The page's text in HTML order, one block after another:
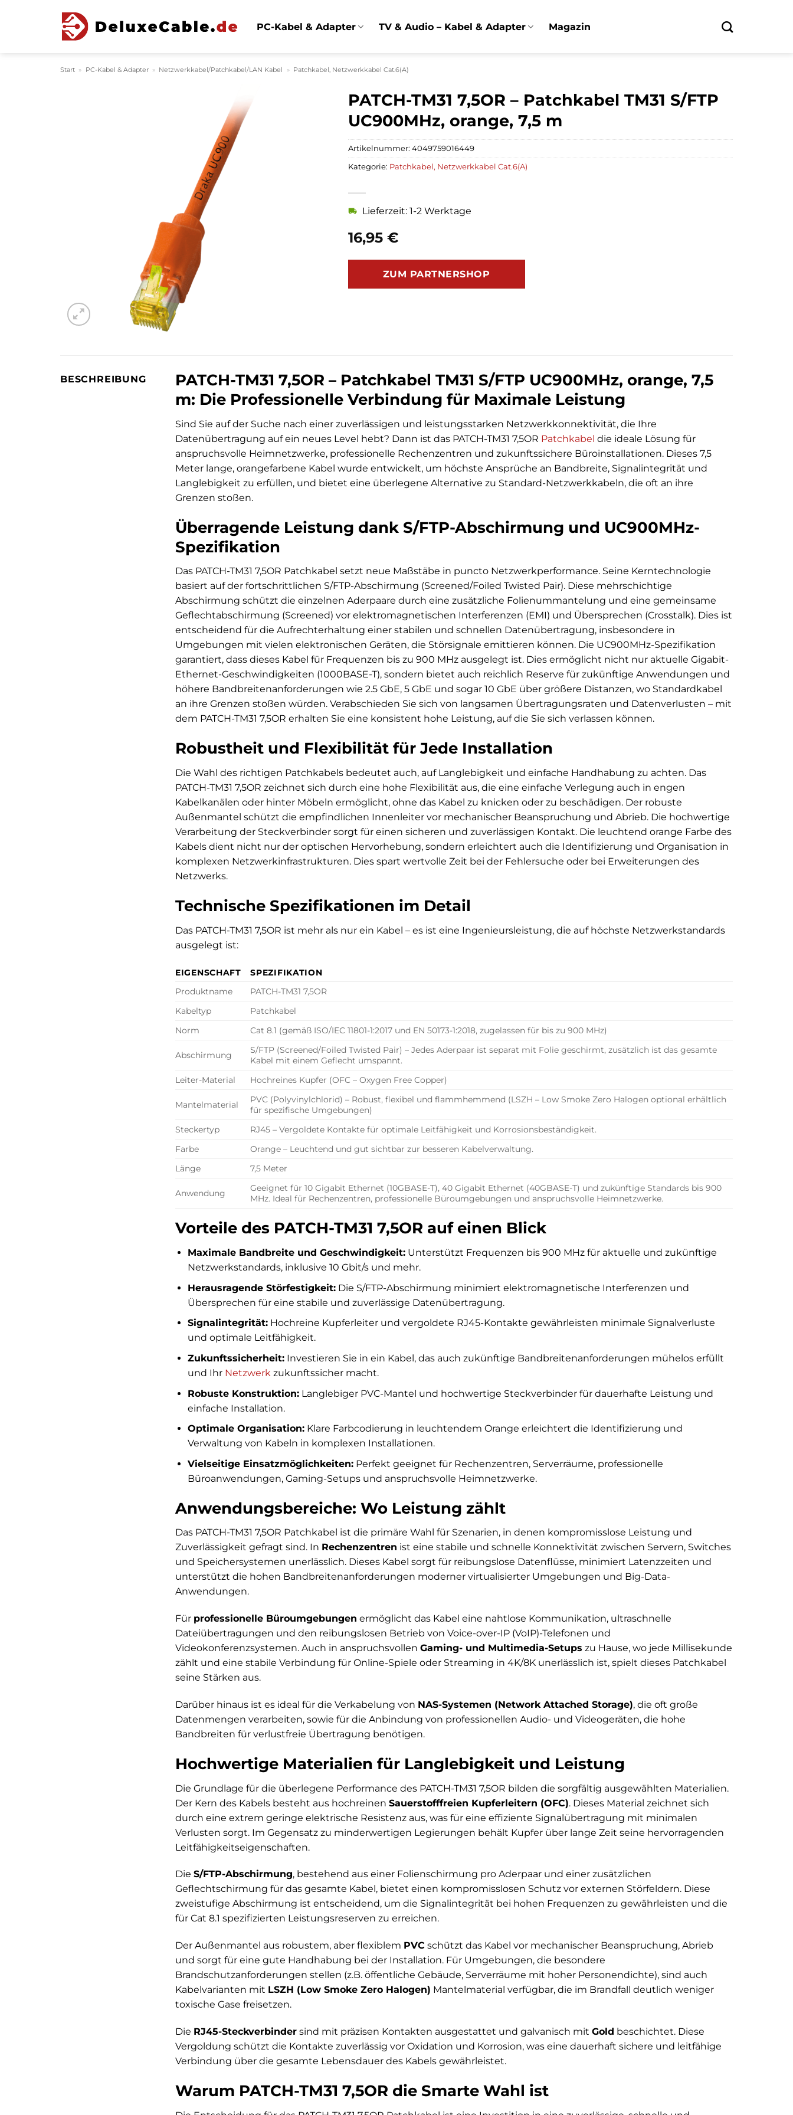
PC-Kabel & Adapter TV & Audio – Kabel & Adapter Magazin
Start » PC-Kabel & Adapter » Netzwerkkabel/Patchkabel/LAN Kabel » Patchkabel, Netzwerkkabel Cat.6(A)
PATCH-TM31 7,5OR – Patchkabel TM31 S/FTP
UC900MHz, orange, 7,5 m
16,95 €
Lieferzeit: 1-2 Werktage
ZUM PARTNERSHOP
Artikelnummer: 4049759016449
Kategorie: Patchkabel, Netzwerkkabel Cat.6(A)
BESCHREIBUNG
PATCH-TM31 7,5OR – Patchkabel TM31 S/FTP UC900MHz, orange, 7,5
m: Die Professionelle Verbindung für Maximale Leistung
Sind Sie auf der Suche nach einer zuverlässigen und leistungsstarken Netzwerkkonnektivität, die Ihre
Datenübertragung auf ein neues Level hebt? Dann ist das PATCH-TM31 7,5OR Patchkabel die ideale Lösung für
anspruchsvolle Heimnetzwerke, professionelle Rechenzentren und zukunftssichere Büroinstallationen. Dieses 7,5
Meter lange, orangefarbene Kabel wurde entwickelt, um höchste Ansprüche an Bandbreite, Signalintegrität und
Langlebigkeit zu erfüllen, und bietet eine überlegene Alternative zu Standard-Netzwerkkabeln, die oft an ihre
Grenzen stoßen.
Überragende Leistung dank S/FTP-Abschirmung und UC900MHz-
Spezifikation
Das PATCH-TM31 7,5OR Patchkabel setzt neue Maßstäbe in puncto Netzwerkperformance. Seine Kerntechnologie
basiert auf der fortschrittlichen S/FTP-Abschirmung (Screened/Foiled Twisted Pair). Diese mehrschichtige
Abschirmung schützt die einzelnen Aderpaare durch eine zusätzliche Folienummantelung und eine gemeinsame
Geflechtabschirmung (Screened) vor elektromagnetischen Interferenzen (EMI) und Übersprechen (Crosstalk). Dies ist
entscheidend für die Aufrechterhaltung einer stabilen und schnellen Datenübertragung, insbesondere in
Umgebungen mit vielen elektronischen Geräten, die Störsignale emittieren können. Die UC900MHz-Spezifikation
garantiert, dass dieses Kabel für Frequenzen bis zu 900 MHz ausgelegt ist. Dies ermöglicht nicht nur aktuelle Gigabit-
Ethernet-Geschwindigkeiten (1000BASE-T), sondern bietet auch reichlich Reserve für zukünftige Anwendungen und
höhere Bandbreitenanforderungen wie 2.5 GbE, 5 GbE und sogar 10 GbE über größere Distanzen, wo Standardkabel
an ihre Grenzen stoßen würden. Verabschieden Sie sich von langsamen Übertragungsraten und Datenverlusten – mit
dem PATCH-TM31 7,5OR erhalten Sie eine konsistent hohe Leistung, auf die Sie sich verlassen können.
Robustheit und Flexibilität für Jede Installation
Die Wahl des richtigen Patchkabels bedeutet auch, auf Langlebigkeit und einfache Handhabung zu achten. Das
PATCH-TM31 7,5OR zeichnet sich durch eine hohe Flexibilität aus, die eine einfache Verlegung auch in engen
Kabelkanälen oder hinter Möbeln ermöglicht, ohne das Kabel zu knicken oder zu beschädigen. Der robuste
Außenmantel schützt die empfindlichen Innenleiter vor mechanischer Beanspruchung und Abrieb. Die hochwertige
Verarbeitung der Steckverbinder sorgt für einen sicheren und zuverlässigen Kontakt. Die leuchtend orange Farbe des
Kabels dient nicht nur der optischen Hervorhebung, sondern erleichtert auch die Identifizierung und Organisation in
komplexen Netzwerkinfrastrukturen. Dies spart wertvolle Zeit bei der Fehlersuche oder bei Erweiterungen des
Netzwerks.
Technische Spezifikationen im Detail
Das PATCH-TM31 7,5OR ist mehr als nur ein Kabel – es ist eine Ingenieursleistung, die auf höchste Netzwerkstandards
ausgelegt ist:
EIGENSCHAFT
SPEZIFIKATION
Produktname
PATCH-TM31 7,5OR
Kabeltyp
Patchkabel
Norm
Cat 8.1 (gemäß ISO/IEC 11801-1:2017 und EN 50173-1:2018, zugelassen für bis zu 900 MHz)
Abschirmung
S/FTP (Screened/Foiled Twisted Pair) – Jedes Aderpaar ist separat mit Folie geschirmt, zusätzlich ist das gesamte
Kabel mit einem Geflecht umspannt.
Leiter-Material
Hochreines Kupfer (OFC – Oxygen Free Copper)
Mantelmaterial
PVC (Polyvinylchlorid) – Robust, flexibel und flammhemmend (LSZH – Low Smoke Zero Halogen optional erhältlich
für spezifische Umgebungen)
Steckertyp
RJ45 – Vergoldete Kontakte für optimale Leitfähigkeit und Korrosionsbeständigkeit.
Farbe
Orange – Leuchtend und gut sichtbar zur besseren Kabelverwaltung.
Länge
7,5 Meter
Anwendung
Geeignet für 10 Gigabit Ethernet (10GBASE-T), 40 Gigabit Ethernet (40GBASE-T) und zukünftige Standards bis 900
MHz. Ideal für Rechenzentren, professionelle Büroumgebungen und anspruchsvolle Heimnetzwerke.
Vorteile des PATCH-TM31 7,5OR auf einen Blick
Maximale Bandbreite und Geschwindigkeit:Unterstützt Frequenzen bis 900 MHz für aktuelle und zukünftige
Netzwerkstandards, inklusive 10 Gbit/s und mehr.
Herausragende Störfestigkeit:Die S/FTP-Abschirmung minimiert elektromagnetische Interferenzen und
Übersprechen für eine stabile und zuverlässige Datenübertragung.
Signalintegrität:Hochreine Kupferleiter und vergoldete RJ45-Kontakte gewährleisten minimale Signalverluste
und optimale Leitfähigkeit.
Zukunftssicherheit:Investieren Sie in ein Kabel, das auch zukünftige Bandbreitenanforderungen mühelos erfüllt
und Ihr Netzwerkzukunftssicher macht.
Robuste Konstruktion:Langlebiger PVC-Mantel und hochwertige Steckverbinder für dauerhafte Leistung und
einfache Installation.
Optimale Organisation:Klare Farbcodierung in leuchtendem Orange erleichtert die Identifizierung und
Verwaltung von Kabeln in komplexen Installationen.
Vielseitige Einsatzmöglichkeiten:Perfekt geeignet für Rechenzentren, Serverräume, professionelle
Büroanwendungen, Gaming-Setups und anspruchsvolle Heimnetzwerke.
Anwendungsbereiche: Wo Leistung zählt
Das PATCH-TM31 7,5OR Patchkabel ist die primäre Wahl für Szenarien, in denen kompromisslose Leistung und
Zuverlässigkeit gefragt sind. In Rechenzentren ist eine stabile und schnelle Konnektivität zwischen Servern, Switches
und Speichersystemen unerlässlich. Dieses Kabel sorgt für reibungslose Datenflüsse, minimiert Latenzzeiten und
unterstützt die hohen Bandbreitenanforderungen moderner virtualisierter Umgebungen und Big-Data-
Anwendungen.
Für professionelle Büroumgebungen ermöglicht das Kabel eine nahtlose Kommunikation, ultraschnelle
Dateiübertragungen und den reibungslosen Betrieb von Voice-over-IP (VoIP)-Telefonen und
Videokonferenzsystemen. Auch in anspruchsvollen Gaming- und Multimedia-Setups zu Hause, wo jede Millisekunde
zählt und eine stabile Verbindung für Online-Spiele oder Streaming in 4K/8K unerlässlich ist, spielt dieses Patchkabel
seine Stärken aus.
Darüber hinaus ist es ideal für die Verkabelung von NAS-Systemen (Network Attached Storage), die oft große
Datenmengen verarbeiten, sowie für die Anbindung von professionellen Audio- und Videogeräten, die hohe
Bandbreiten für verlustfreie Übertragung benötigen.
Hochwertige Materialien für Langlebigkeit und Leistung
Die Grundlage für die überlegene Performance des PATCH-TM31 7,5OR bilden die sorgfältig ausgewählten Materialien.
Der Kern des Kabels besteht aus hochreinen Sauerstofffreien Kupferleitern (OFC). Dieses Material zeichnet sich
durch eine extrem geringe elektrische Resistenz aus, was für eine effiziente Signalübertragung mit minimalen
Verlusten sorgt. Im Gegensatz zu minderwertigen Legierungen behält Kupfer über lange Zeit seine hervorragenden
Leitfähigkeitseigenschaften.
Die S/FTP-Abschirmung, bestehend aus einer Folienschirmung pro Aderpaar und einer zusätzlichen
Geflechtschirmung für das gesamte Kabel, bietet einen kompromisslosen Schutz vor externen Störfeldern. Diese
zweistufige Abschirmung ist entscheidend, um die Signalintegrität bei hohen Frequenzen zu gewährleisten und die
für Cat 8.1 spezifizierten Leistungsreserven zu erreichen.
Der Außenmantel aus robustem, aber flexiblem PVC schützt das Kabel vor mechanischer Beanspruchung, Abrieb
und sorgt für eine gute Handhabung bei der Installation. Für Umgebungen, die besondere
Brandschutzanforderungen stellen (z.B. öffentliche Gebäude, Serverräume mit hoher Personendichte), sind auch
Kabelvarianten mit LSZH (Low Smoke Zero Halogen) Mantelmaterial verfügbar, die im Brandfall deutlich weniger
toxische Gase freisetzen.
Die RJ45-Steckverbinder sind mit präzisen Kontakten ausgestattet und galvanisch mit Gold beschichtet. Diese
Vergoldung schützt die Kontakte zuverlässig vor Oxidation und Korrosion, was eine dauerhaft sichere und leitfähige
Verbindung über die gesamte Lebensdauer des Kabels gewährleistet.
Warum PATCH-TM31 7,5OR die Smarte Wahl ist